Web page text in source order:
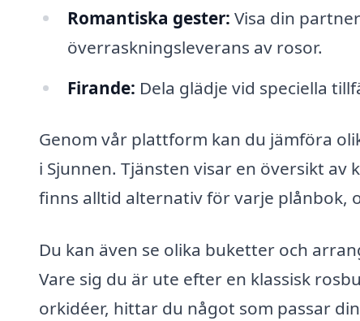
Romantiska gester: Visa din
överraskningsleverans av rosor.
Firande: Dela glädje vid speciella
Genom vår plattform kan du jämföra
i Sjunnen. Tjänsten visar en översikt
finns alltid alternativ för varje plånbok,
Du kan även se olika buketter och
Vare sig du är ute efter en klassisk
orkidéer, hittar du något som passar